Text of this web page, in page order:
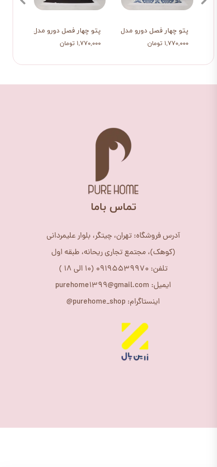
پتو چهار فصل دورو مدل یونانی
۱,۷۷۰,۰۰۰ تومان
پتو چهار فصل دورو مدل روباه و بلوط
۱,۷۷۰,۰۰۰ تومان
​تماس باما
آدرس فروشگاه: تهران، چیتگر، بلوار علیمردانی
(کوهک)، مجتمع تجاری ریحانه، طبقه اول
تلفن: 09195539970 (10 الی 18 )
ایمیل: purehome1399@gmail.com
اینستاگرام: purehome_shop@